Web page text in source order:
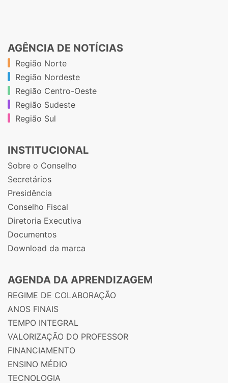
AGÊNCIA DE NOTÍCIAS
Região Norte
Região Nordeste
Região Centro-Oeste
Região Sudeste
Região Sul
INSTITUCIONAL
Sobre o Conselho
Secretários
Presidência
Conselho Fiscal
Diretoria Executiva
Documentos
Download da marca
AGENDA DA APRENDIZAGEM
REGIME DE COLABORAÇÃO
ANOS FINAIS
TEMPO INTEGRAL
VALORIZAÇÃO DO PROFESSOR
FINANCIAMENTO
ENSINO MÉDIO
TECNOLOGIA